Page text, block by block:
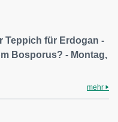
Teppich für Erdogan -
Bosporus? - Montag,
mehr